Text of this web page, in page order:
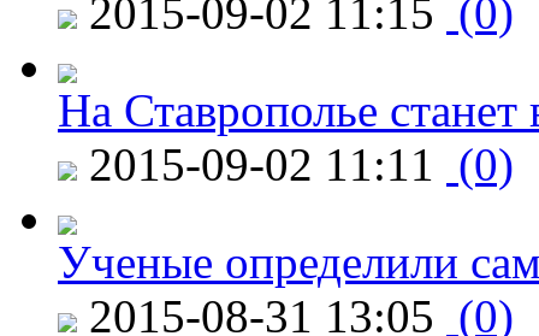
2015-09-02 11:15 (0)
На Ставрополье
2015-09-02 11:11 (0)
Ученые определили
2015-08-31 13:05 (0)